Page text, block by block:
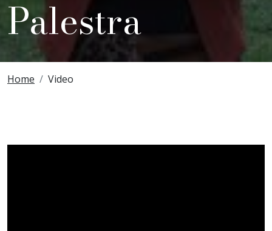
Palestra
Breadcrumbs
Home Video